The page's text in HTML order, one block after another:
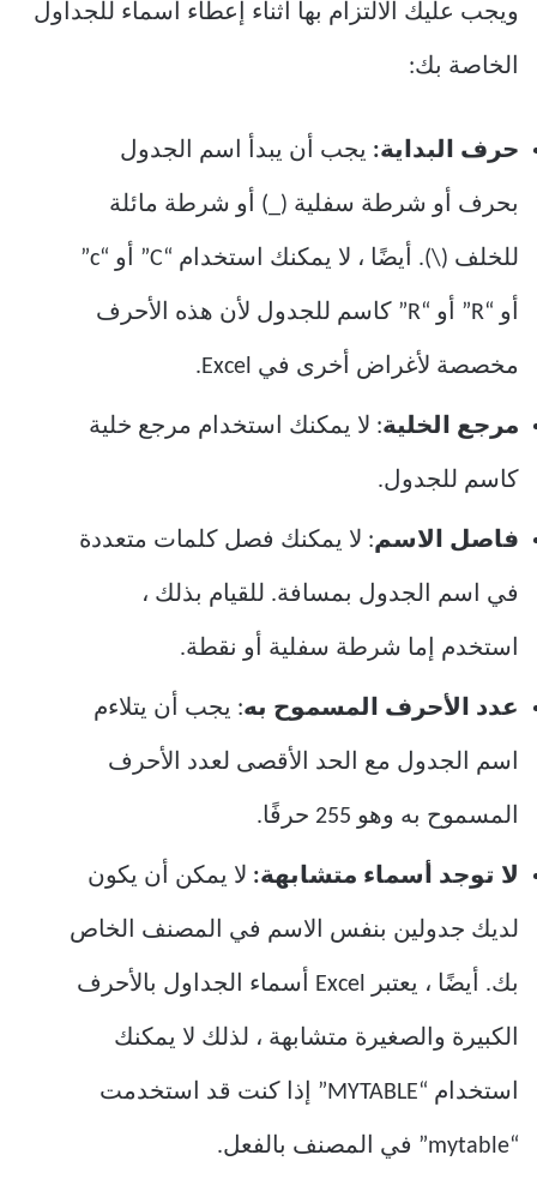
ويجب عليك الالتزام بها أثناء إعطاء أسماء للجداول
الخاصة بك:
حرف البداية: يجب أن يبدأ اسم الجدول
بحرف أو شرطة سفلية (_) أو شرطة مائلة
للخلف (\). أيضًا ، لا يمكنك استخدام “C” أو “c”
أو “R” أو “R” كاسم للجدول لأن هذه الأحرف
مخصصة لأغراض أخرى في Excel.
مرجع الخلية: لا يمكنك استخدام مرجع خلية
كاسم للجدول.
فاصل الاسم: لا يمكنك فصل كلمات متعددة
في اسم الجدول بمسافة. للقيام بذلك ،
استخدم إما شرطة سفلية أو نقطة.
عدد الأحرف المسموح به: يجب أن يتلاءم
اسم الجدول مع الحد الأقصى لعدد الأحرف
المسموح به وهو 255 حرفًا.
لا توجد أسماء متشابهة: لا يمكن أن يكون
لديك جدولين بنفس الاسم في المصنف الخاص
بك. أيضًا ، يعتبر Excel أسماء الجداول بالأحرف
الكبيرة والصغيرة متشابهة ، لذلك لا يمكنك
استخدام “MYTABLE” إذا كنت قد استخدمت
“mytable” في المصنف بالفعل.